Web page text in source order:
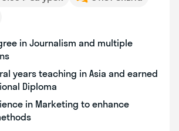
in Journalism and multiple
years teaching in Asia and earned
Diploma
in Marketing to enhance